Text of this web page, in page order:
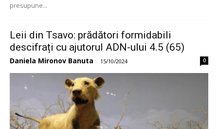
presupune...
Leii din Tsavo: prădători formidabili
descifrați cu ajutorul ADN-ului 4.5 (65)
Daniela Mironov Banuta - 15/10/2024 0